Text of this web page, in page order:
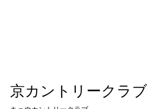
京カントリークラブ